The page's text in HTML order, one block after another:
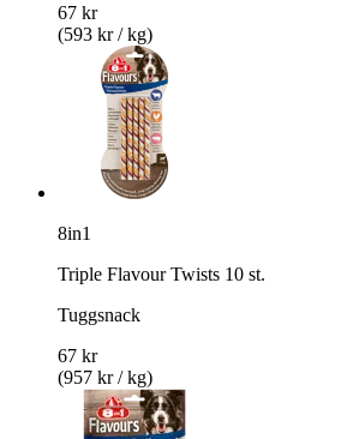
67 kr
(593 kr / kg)
8in1
Triple Flavour Twists 10 st.
Tuggsnack
67 kr
(957 kr / kg)